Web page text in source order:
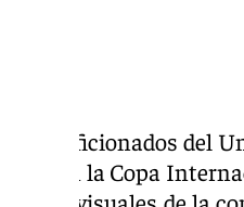
los aficionados del
en la Copa